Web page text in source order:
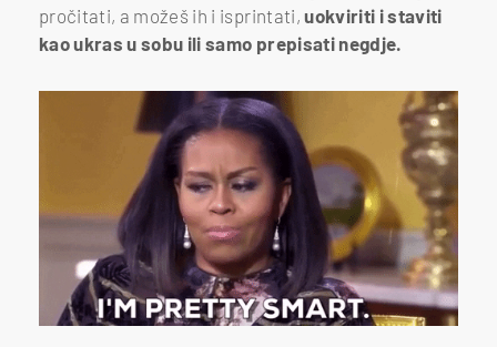
pročitati, a možeš ih i isprintati, uokviriti i staviti
kao ukras u sobu ili samo prepisati negdje.